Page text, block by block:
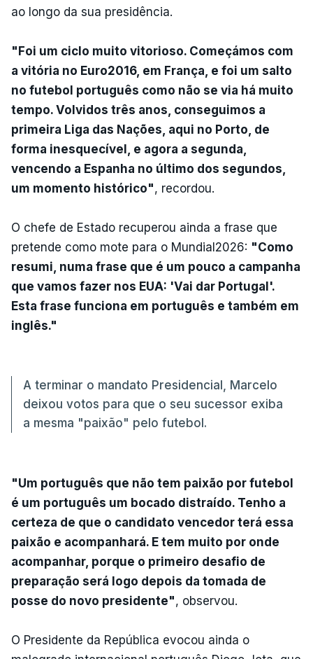
ao longo da sua presidência.
"Foi um ciclo muito vitorioso. Começámos com
a vitória no Euro2016, em França, e foi um salto
no futebol português como não se via há muito
tempo. Volvidos três anos, conseguimos a
primeira Liga das Nações, aqui no Porto, de
forma inesquecível, e agora a segunda,
vencendo a Espanha no último dos segundos,
um momento histórico", recordou.
O chefe de Estado recuperou ainda a frase que
pretende como mote para o Mundial2026: "Como
resumi, numa frase que é um pouco a campanha
que vamos fazer nos EUA: 'Vai dar Portugal'.
Esta frase funciona em português e também em
inglês."
A terminar o mandato Presidencial, Marcelo
deixou votos para que o seu sucessor exiba
a mesma "paixão" pelo futebol.
"Um português que não tem paixão por futebol
é um português um bocado distraído. Tenho a
certeza de que o candidato vencedor terá essa
paixão e acompanhará. E tem muito por onde
acompanhar, porque o primeiro desafio de
preparação será logo depois da tomada de
posse do novo presidente", observou.
O Presidente da República evocou ainda o